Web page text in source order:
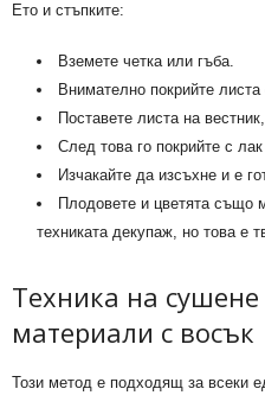
Ето и стъпките:
Вземете четка или гъба.
Внимателно покрийте
Поставете листа на
След това го покрийте с
Изчакайте да изсъхне и е
Плодовете и цветята също
техниката декупаж, но това е
Техника на сушене
материали с восък
Този метод е подходящ за всеки